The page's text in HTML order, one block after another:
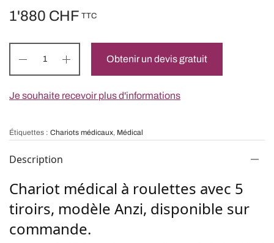
1'880 CHF TTC
Obtenir un devis gratuit
Je souhaite recevoir plus d'informations
Étiquettes : Chariots médicaux, Médical
Description
Chariot médical à roulettes avec 5
tiroirs, modèle Anzi, disponible sur
commande.